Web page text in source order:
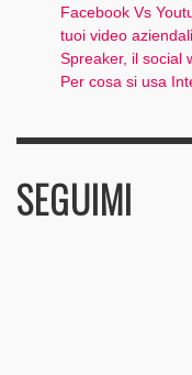
Facebook Vs
tuoi video aziendali
Spreaker, il social
Per cosa si usa
SEGUIMI